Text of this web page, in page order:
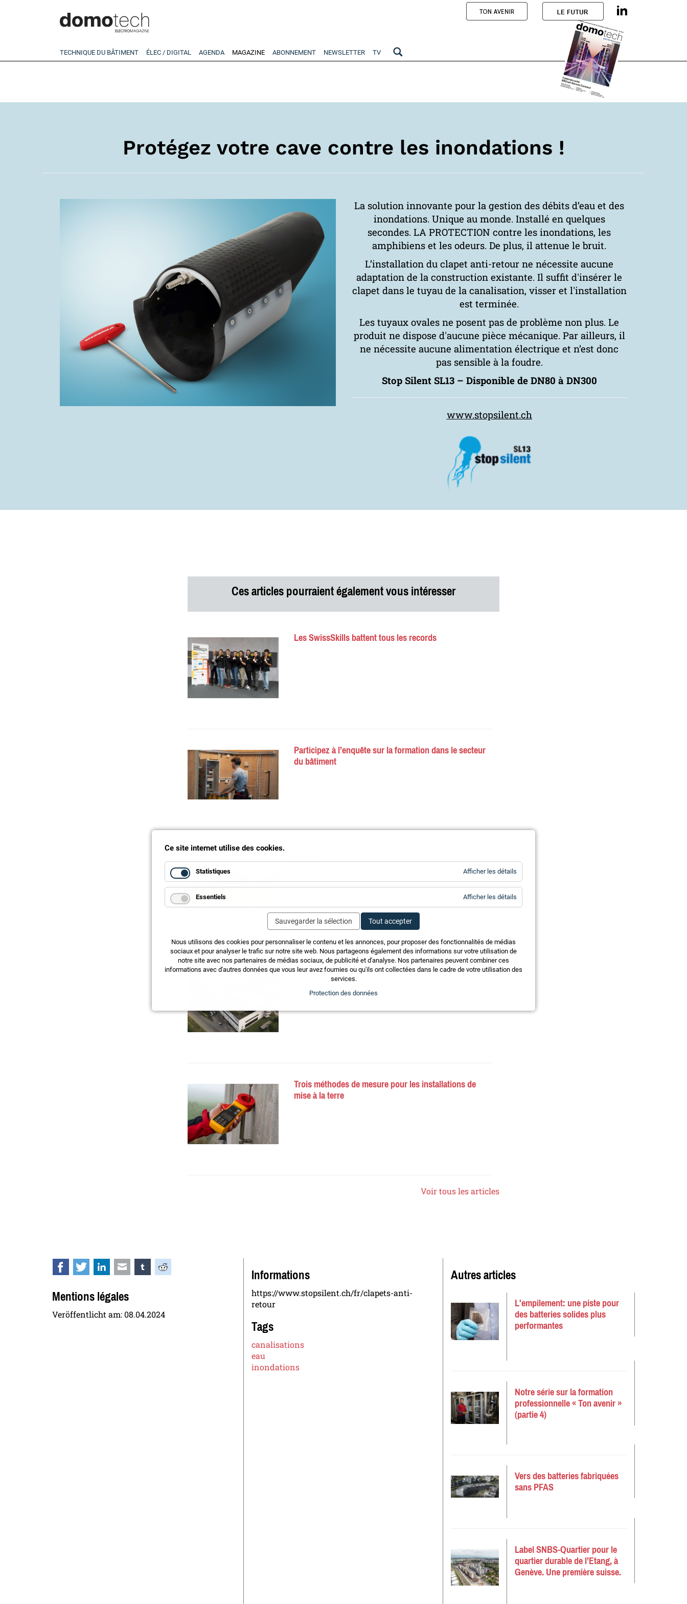
TECHNIQUE DU BÂTIMENT ÉLEC / DIGITAL AGENDA MAGAZINE ABONNEMENT NEWSLETTER TV
Protégez votre cave contre les inondations !
La solution innovante pour la gestion des débits d’eau et des
inondations. Unique au monde. Installé en quelques
secondes. LA PROTECTION contre les inondations, les
amphibiens et les odeurs. De plus, il attenue le bruit.
L’installation du clapet anti-retour ne nécessite aucune
adaptation de la construction existante. Il suffit d'insérer le
clapet dans le tuyau de la canalisation, visser et l'installation
est terminée.
Les tuyaux ovales ne posent pas de problème non plus. Le
produit ne dispose d'aucune pièce mécanique. Par ailleurs, il
ne nécessite aucune alimentation électrique et n’est donc
pas sensible à la foudre.
Stop Silent SL13 – Disponible de DN80 à DN300
www.stopsilent.ch
Ces articles pourraient également vous intéresser
Les SwissSkills battent tous les records
Participez à l’enquête sur la formation dans le secteur
du bâtiment
biogaz
Éclairage intelligent et éclairage de sécurité Trivalite
Trois méthodes de mesure pour les installations de
mise à la terre
Voir tous les articles
Facebook
TwitterLinkedInE-mail tumblrReddit
Mentions légales
Veröffentlicht am: 08.04.2024
Informations
https://www.stopsilent.ch/fr/clapets-anti-
retour
Tags
canalisations
eau
inondations
Autres articles
L'empilement: une piste pour
des batteries solides plus
performantes
Notre série sur la formation
professionnelle « Ton avenir »
(partie 4)
Vers des batteries fabriquées
sans PFAS
Label SNBS-Quartier pour le
quartier durable de l’Etang, à
Genève. Une première suisse.
Ce site internet utilise des cookies.
Statistiques Afficher les détails
Essentiels Afficher les détails
Sauvegarder la sélection Tout accepter
Nous utilisons des cookies pour personnaliser le contenu et les annonces, pour proposer des fonctionnalités de médias
sociaux et pour analyser le trafic sur notre site web. Nous partageons également des informations sur votre utilisation de
notre site avec nos partenaires de médias sociaux, de publicité et d'analyse. Nos partenaires peuvent combiner ces
informations avec d'autres données que vous leur avez fournies ou qu'ils ont collectées dans le cadre de votre utilisation des
services.
Protection des données